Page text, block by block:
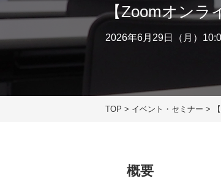
【Zoomオンラ
2026年6月29日（月）
TOP > イベント・セミナー >
概要